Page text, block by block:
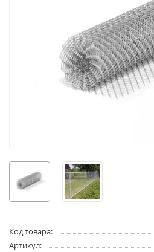
Код товара:
Артикул: